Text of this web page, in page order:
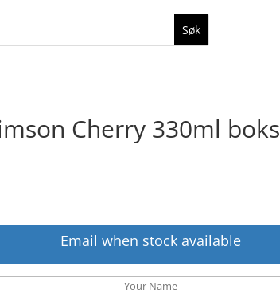
Cherry 330ml boks
Email when stock available